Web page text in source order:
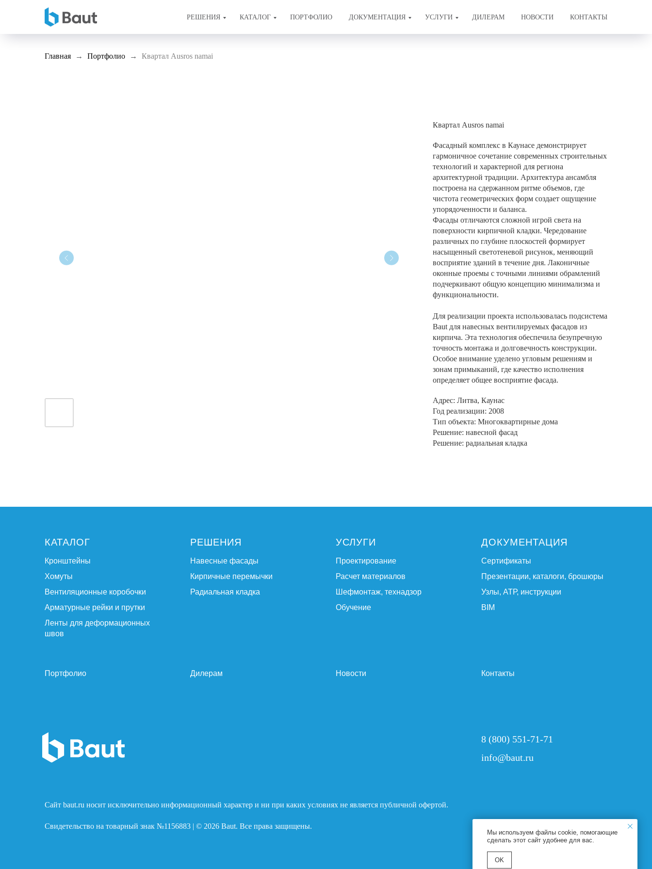
РЕШЕНИЯ КАТАЛОГ ПОРТФОЛИО ДОКУМЕНТАЦИЯ УСЛУГИ ДИЛЕРАМ НОВОСТИ КОНТАКТЫ
Главная Портфолио Квартал Ausros namai
Мы используем файлы cookie, помогающие
сделать этот сайт удобнее для вас.
ОK
Квартал Ausros namai
Фасадный комплекс в Каунасе демонстрирует
гармоничное сочетание современных строительных
технологий и характерной для региона
архитектурной традиции. Архитектура ансамбля
построена на сдержанном ритме объемов, где
чистота геометрических форм создает ощущение
упорядоченности и баланса.
Фасады отличаются сложной игрой света на
поверхности кирпичной кладки. Чередование
различных по глубине плоскостей формирует
насыщенный светотеневой рисунок, меняющий
восприятие зданий в течение дня. Лаконичные
оконные проемы с точными линиями обрамлений
подчеркивают общую концепцию минимализма и
функциональности.
Для реализации проекта использовалась подсистема
Baut для навесных вентилируемых фасадов из
кирпича. Эта технология обеспечила безупречную
точность монтажа и долговечность конструкции.
Особое внимание уделено угловым решениям и
зонам примыканий, где качество исполнения
определяет общее восприятие фасада.
Адрес: Литва, Каунас
Год реализации: 2008
Тип объекта: Многоквартирные дома
Решение: навесной фасад
Решение: радиальная кладка
КАТАЛОГ
Кронштейны
Хомуты
Вентиляционные коробочки
Арматурные рейки и прутки
Ленты для деформационных
швов
РЕШЕНИЯ
Навесные фасады
Кирпичные перемычки
Радиальная кладка
УСЛУГИ
Проектирование
Расчет материалов
Шефмонтаж, технадзор
Обучение
ДОКУМЕНТАЦИЯ
Сертификаты
Презентации, каталоги, брошюры
Узлы, АТР, инструкции
BIM
Портфолио Дилерам Новости Контакты
8 (800) 551-71-71
info@baut.ru
Сайт baut.ru носит исключительно информационный характер и ни при каких условиях не является публичной офертой.
Свидетельство на товарный знак №1156883 | © 2026 Baut. Все права защищены.